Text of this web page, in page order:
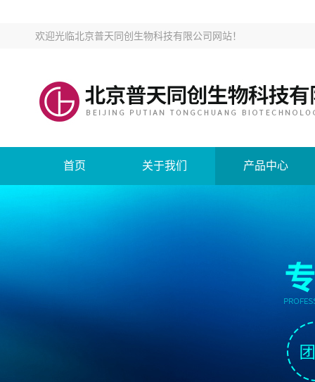
欢迎光临北京普天同创生物科技有限公司网站！
首页 关于我们 产品中心